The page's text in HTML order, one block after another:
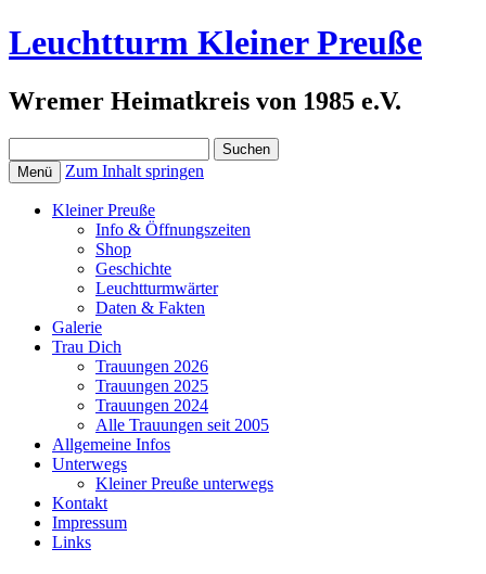
Leuchtturm Kleiner Preuße
Wremer Heimatkreis von 1985 e.V.
nach:
Menü Zum Inhalt springen
Kleiner Preuße
Info & Öffnungszeiten
Shop
Geschichte
Leuchtturmwärter
Daten & Fakten
Galerie
Trau Dich
Trauungen 2026
Trauungen 2025
Trauungen 2024
Alle Trauungen seit 2005
Allgemeine Infos
Unterwegs
Kleiner Preuße unterwegs
Kontakt
Impressum
Links